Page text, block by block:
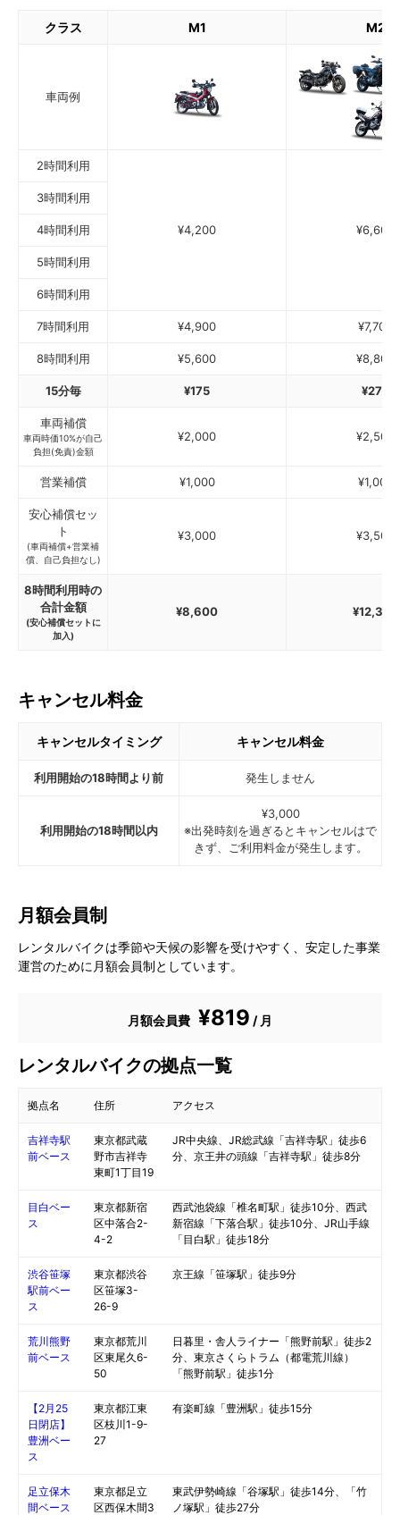
クラス M1 M2
車両例
2時間利用
¥4,200 ¥6,600
3時間利用
4時間利用
5時間利用
6時間利用
7時間利用 ¥4,900 ¥7,700
8時間利用 ¥5,600 ¥8,800
15分毎 ¥175 ¥275
車両補償
車両時価10%が自己
負担(免責)金額
¥2,000 ¥2,500
営業補償 ¥1,000 ¥1,000
安心補償セッ
ト
(車両補償+営業補
償、自己負担なし)
¥3,000 ¥3,500
8時間利用時の
合計金額
(安心補償セットに
加入)
¥8,600 ¥12,300
キャンセル料金
キャンセルタイミング キャンセル料金
利用開始の18時間より前 発生しません
利用開始の18時間以内
¥3,000
※出発時刻を過ぎるとキャンセルはで
きず、ご利用料金が発生します。
月額会員制
レンタルバイクは季節や天候の影響を受けやすく、安定した事業
運営のために月額会員制としています。
月額会員費 ¥819 / 月
レンタルバイクの拠点一覧
拠点名 住所 アクセス
吉祥寺駅
前ベース
東京都武蔵
野市吉祥寺
東町1丁目19
JR中央線、JR総武線「吉祥寺駅」徒歩6
分、京王井の頭線「吉祥寺駅」徒歩8分
目白ベー
ス
東京都新宿
区中落合2-
4-2
西武池袋線「椎名町駅」徒歩10分、西武
新宿線「下落合駅」徒歩10分、JR山手線
「目白駅」徒歩18分
渋谷笹塚
駅前ベー
ス
東京都渋谷
区笹塚3-
26-9
京王線「笹塚駅」徒歩9分
荒川熊野
前ベース
東京都荒川
区東尾久6-
50
日暮里・舎人ライナー「熊野前駅」徒歩2
分、東京さくらトラム（都電荒川線）
「熊野前駅」徒歩1分
【2月25
日閉店】
豊洲ベー
ス
東京都江東
区枝川1-9-
27
有楽町線「豊洲駅」徒歩15分
足立保木
間ベース
東京都足立
区西保木間3
東武伊勢崎線「谷塚駅」徒歩14分、「竹
ノ塚駅」徒歩27分